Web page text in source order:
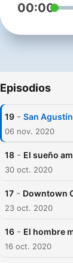
00:00
Episodios
19 - San
06 nov. 2020
18 - El sueño
30 oct. 2020
17 - Downtown
23 oct. 2020
16 - El hombre
16 oct. 2020